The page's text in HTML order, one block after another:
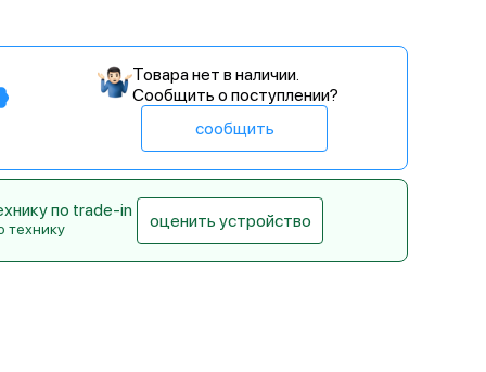
Товара нет в наличии.
Сообщить о поступлении?
сообщить
по trade-in
технику оценить устройство